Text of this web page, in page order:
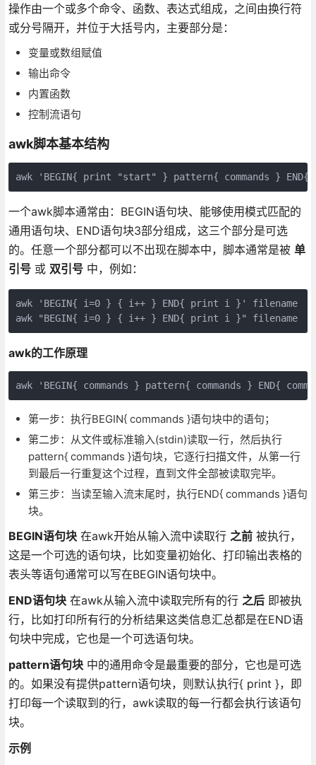
操作由一个或多个命令、函数、表达式组成，之间由换行符
或分号隔开，并位于大括号内，主要部分是：
变量或数组赋值
输出命令
内置函数
控制流语句
awk脚本基本结构
awk 'BEGIN{ print "start" } pattern{ commands }
一个awk脚本通常由：BEGIN语句块、能够使用模式匹配的
通用语句块、END语句块3部分组成，这三个部分是可选
的。任意一个部分都可以不出现在脚本中，脚本通常是被 单
引号或 双引号中，例如：
awk 'BEGIN{ i=0 } { i++ } END{ print i }' filename
awk "BEGIN{ i=0 } { i++ } END{ print i }" filename
awk的工作原理
awk 'BEGIN{ commands } pattern{ commands } END{
第一步：执行BEGIN{ commands }语句块中的语句；
第二步：从文件或标准输入(stdin)读取一行，然后执行
pattern{ commands }语句块，它逐行扫描文件，从第一行
到最后一行重复这个过程，直到文件全部被读取完毕。
第三步：当读至输入流末尾时，执行END{ commands }语句
块。
BEGIN语句块在awk开始从输入流中读取行 之前被执行，
这是一个可选的语句块，比如变量初始化、打印输出表格的
表头等语句通常可以写在BEGIN语句块中。
END语句块在awk从输入流中读取完所有的行 之后即被执
行，比如打印所有行的分析结果这类信息汇总都是在END语
句块中完成，它也是一个可选语句块。
pattern语句块中的通用命令是最重要的部分，它也是可选
的。如果没有提供pattern语句块，则默认执行{ print }，即
打印每一个读取到的行，awk读取的每一行都会执行该语句
块。
示例